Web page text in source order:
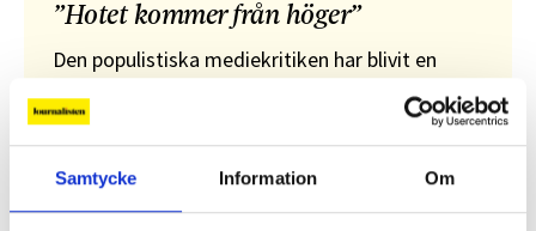
Samtycke Information Om
”Hotet kommer från höger”
Den populistiska mediekritiken har blivit en
inte gett några större avtryck i den förda
mediepolitiken.
Alla ledare